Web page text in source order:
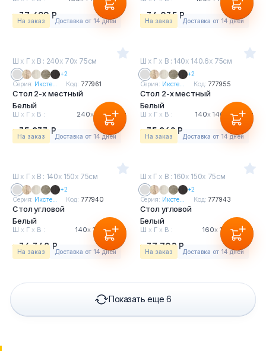
37 699 Р
На заказ Доставка от 14 дней
34 035 Р
На заказ Доставка от 14 дней
Ш х Г х В : 240х 70х 75см
+2
Серия: Иксте... Код: 777961
Стол 2-х местный
Белый
Ш х Г х В : 240х70х75см
35 833 Р
На заказ Доставка от 14 дней
Ш х Г х В : 140х 140.6х 75см
+2
Серия: Иксте... Код: 777955
Стол 2-х местный
Белый
Ш х Г х В : 140х 140.6х75см
35 862 Р
На заказ Доставка от 14 дней
Ш х Г х В : 140х 150х 75см
+2
Серия: Иксте... Код: 777940
Стол угловой
Белый
Ш х Г х В : 140х150х75см
36 348 Р
На заказ Доставка от 14 дней
Ш х Г х В : 160х 150х 75см
+2
Серия: Иксте... Код: 777943
Стол угловой
Белый
Ш х Г х В : 160х 150х75см
37 702 Р
На заказ Доставка от 14 дней
Показать еще 6